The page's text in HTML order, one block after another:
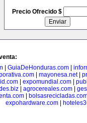
Precio Ofrecido $
| GuiaDeHonduras.com|
mayonesa.net|
expomundial.com
| agrocereales.com|
expohardware.com|